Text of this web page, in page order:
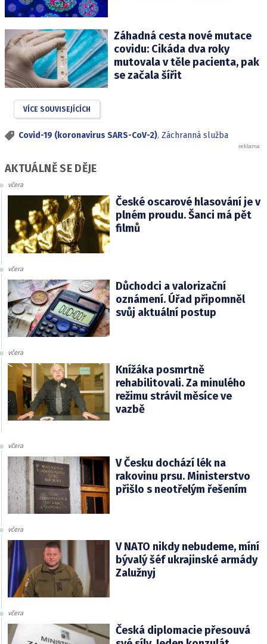
Záhadná cesta nové mutace
covidu: Cikáda dva roky
mutovala v těle pacienta, pak
se začala šířit
VÍCE SOUVISEJÍCÍCH
Covid-19 (koronavirus SARS-CoV-2), Záchranná služba
AKTUÁLNĚ SE DĚJE
včera
České oscarové hlasování je v
plném proudu. Šanci má pět
filmů
včera
Důchodci a valorizační
oznámení. Úřad připomněl
svůj aktuální postup
včera
Knížáka posmrtně
rehabilitovali. Za minulého
režimu strávil měsíce ve
vazbě
včera
V Česku dochází lék na
rakovinu prsu. Ministerstvo
přišlo s neotřelým řešením
včera
V NATO nikdy nebudeme, míní
bývalý šéf ukrajinské armády
Zalužnyj
včera
Česká diplomacie přesouvá